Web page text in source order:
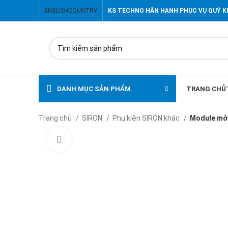
ENGLISH COUNTRY KS TECHNO HÂN HẠNH PHỤC VỤ QUÝ
DANH MỤC SẢN PHẨM TRANG CHỦ
Trang chủ SIRON Phụ kiện SIRON khác Module